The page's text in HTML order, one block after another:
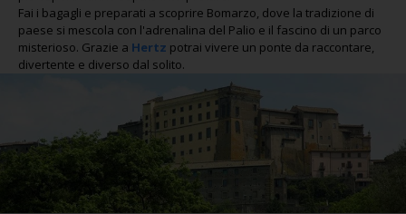
Fai i bagagli e preparati a scoprire Bomarzo, dove la tradizione di
paese si mescola con l'adrenalina del Palio e il fascino di un parco
misterioso. Grazie a Hertz potrai vivere un ponte da raccontare,
divertente e diverso dal solito.